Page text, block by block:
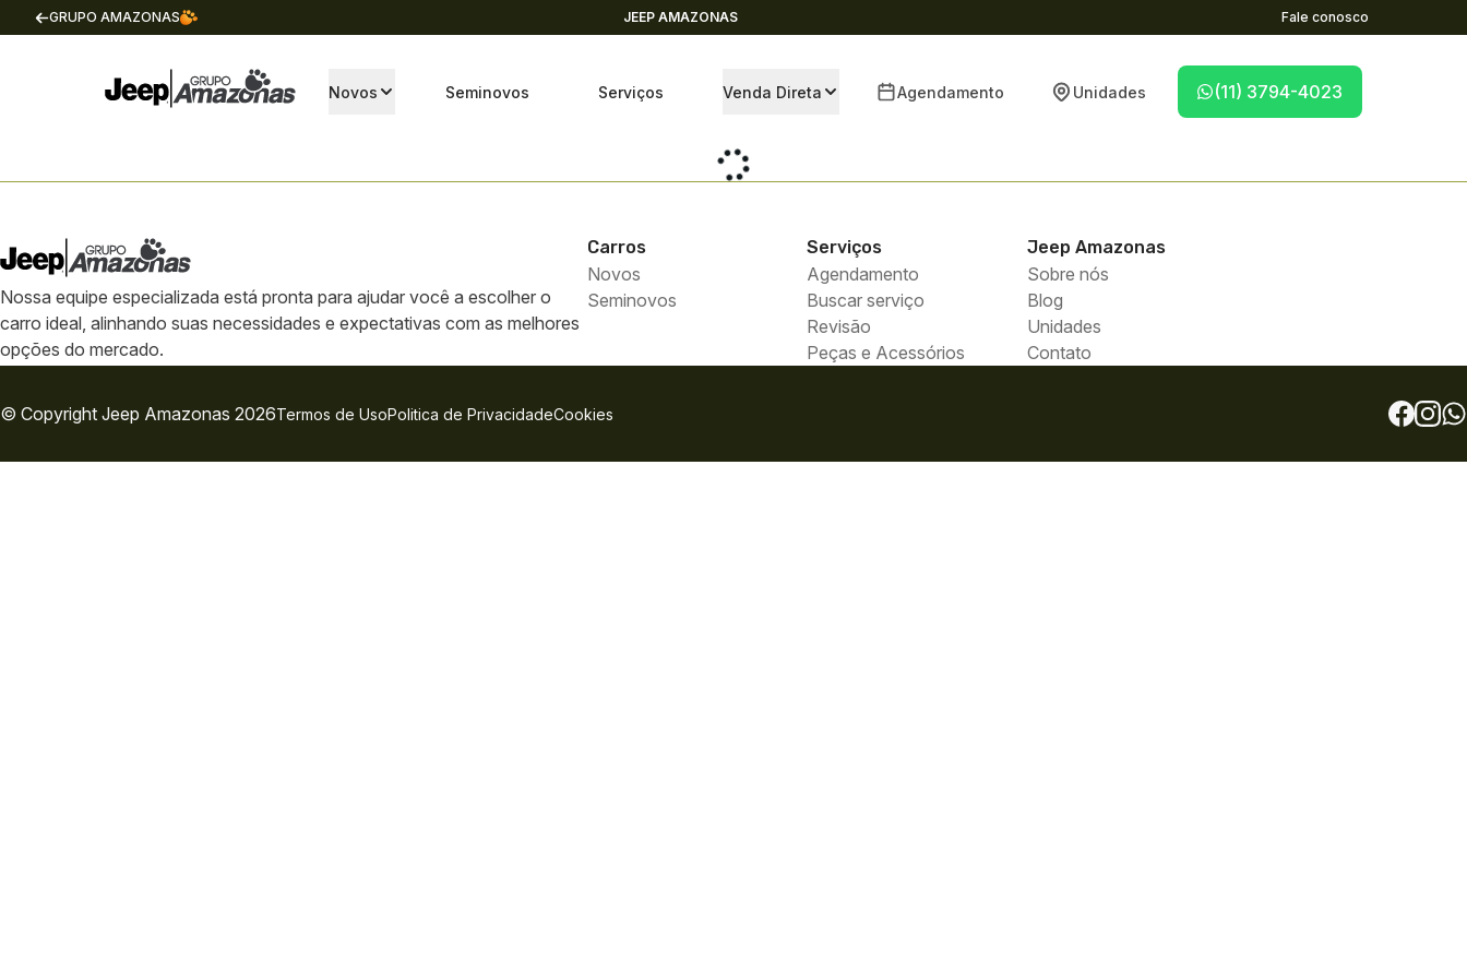
GRUPO AMAZONAS JEEP AMAZONAS Fale conosco
Novos Seminovos Serviços Venda Direta Agendamento Unidades (11) 3794-4023
Nossa equipe especializada está pronta para ajudar você a escolher o
carro ideal, alinhando suas necessidades e expectativas com as melhores
opções do mercado.
Carros
Novos
Seminovos
Serviços
Agendamento
Buscar serviço
Revisão
Peças e Acessórios
Jeep Amazonas
Sobre nós
Blog
Unidades
Contato
© Copyright Jeep Amazonas 2026Termos de UsoPolitica de PrivacidadeCookies